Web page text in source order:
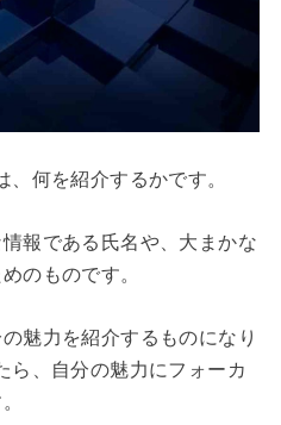
何を紹介するかです。
報である氏名や、大まかな
のものです。
魅力を紹介するものになり
ら、自分の魅力にフォーカ